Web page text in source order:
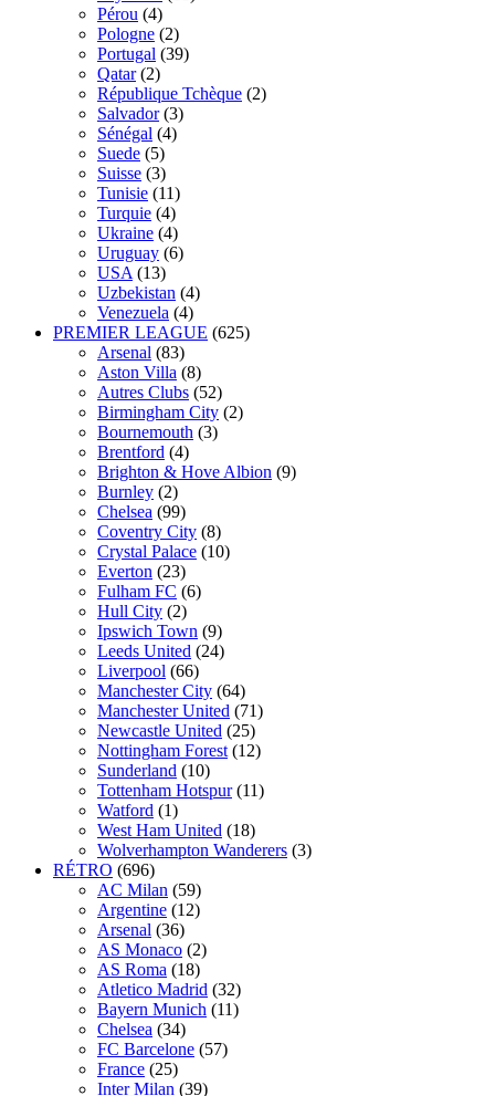
Pérou (4)
Pologne (2)
Portugal (39)
Qatar (2)
République Tchèque (2)
Salvador (3)
Sénégal (4)
Suede (5)
Suisse (3)
Tunisie (11)
Turquie (4)
Ukraine (4)
Uruguay (6)
USA (13)
Uzbekistan (4)
Venezuela (4)
PREMIER LEAGUE (625)
Arsenal (83)
Aston Villa (8)
Autres Clubs (52)
Birmingham City (2)
Bournemouth (3)
Brentford (4)
Brighton & Hove Albion (9)
Burnley (2)
Chelsea (99)
Coventry City (8)
Crystal Palace (10)
Everton (23)
Fulham FC (6)
Hull City (2)
Ipswich Town (9)
Leeds United (24)
Liverpool (66)
Manchester City (64)
Manchester United (71)
Newcastle United (25)
Nottingham Forest (12)
Sunderland (10)
Tottenham Hotspur (11)
Watford (1)
West Ham United (18)
Wolverhampton Wanderers (3)
RÉTRO (696)
AC Milan (59)
Argentine (12)
Arsenal (36)
AS Monaco (2)
AS Roma (18)
Atletico Madrid (32)
Bayern Munich (11)
Chelsea (34)
FC Barcelone (57)
France (25)
Inter Milan (39)